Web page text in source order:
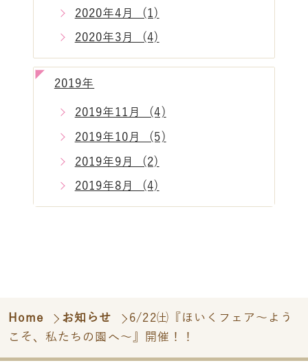
2020年4月 (1)
2020年3月 (4)
2019年
2019年11月 (4)
2019年10月 (5)
2019年9月 (2)
2019年8月 (4)
Home お知らせ
6/22㈯『ほいくフェア～よう
こそ、私たちの園へ～』開催！！